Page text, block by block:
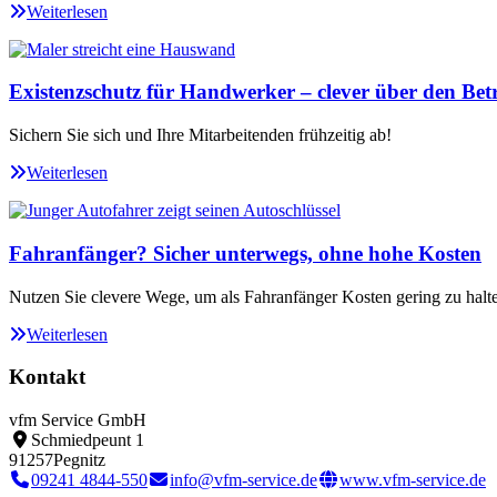
Weiterlesen
Existenzschutz für Handwerker – clever über den
Sichern Sie sich und Ihre Mitarbeitenden frühzeitig ab!
Weiterlesen
Fahranfänger? Sicher unterwegs, ohne hohe Kosten
Nutzen Sie clevere Wege, um als Fahranfänger Kosten gering zu
Weiterlesen
Kontakt
vfm Service GmbH
Schmiedpeunt 1
91257Pegnitz
09241 4844-550
info@vfm-service.de www.vfm-service.de